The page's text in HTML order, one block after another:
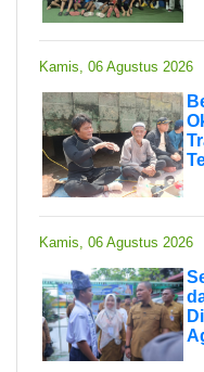
Kamis, 06 Agustus 2026
Kamis, 06 Agustus 2026